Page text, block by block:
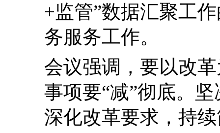
+监管”数据汇聚工
务服务工作。
会议强调， 要以改
事项要“减”彻底。
深化改革要求，持